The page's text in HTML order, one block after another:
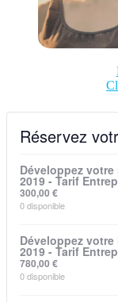
Réservez
Développez
2019 - Tarif
300,00 €
0disponible
Développez
2019 - Tarif
780,00 €
0disponible